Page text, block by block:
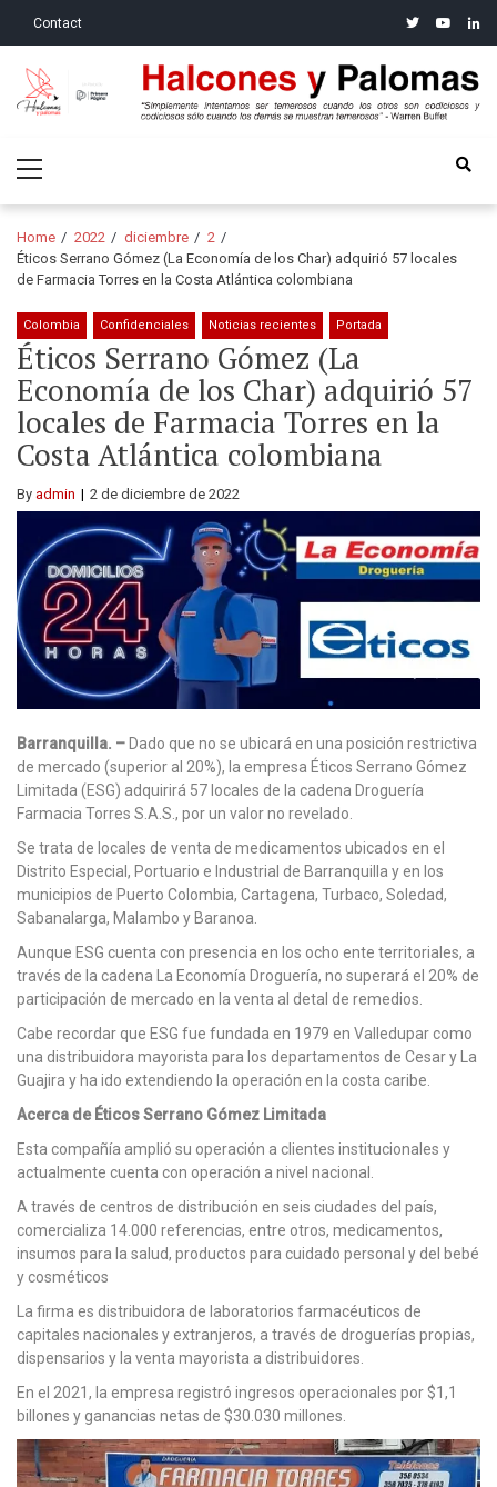
Contact twitteryoutube
Halcones y Palomas
Menu
Home 2022 diciembre
2
Éticos Serrano Gómez (La Economía de los Char) adquirió 57 locales
de Farmacia Torres en la Costa Atlántica colombiana
Colombia Confidenciales Noticias recientes Portada
Éticos Serrano Gómez (La
Economía de los Char) adquirió 57
locales de Farmacia Torres en la
Costa Atlántica colombiana
By admin 2 de diciembre de 2022
Barranquilla. – Dado que no se ubicará en una posición restrictiva
de mercado (superior al 20%), la empresa Éticos Serrano Gómez
Limitada (ESG) adquirirá 57 locales de la cadena Droguería
Farmacia Torres S.A.S., por un valor no revelado.
Se trata de locales de venta de medicamentos ubicados en el
Distrito Especial, Portuario e Industrial de Barranquilla y en los
municipios de Puerto Colombia, Cartagena, Turbaco, Soledad,
Sabanalarga, Malambo y Baranoa.
Aunque ESG cuenta con presencia en los ocho ente territoriales, a
través de la cadena La Economía Droguería, no superará el 20% de
participación de mercado en la venta al detal de remedios.
Cabe recordar que ESG fue fundada en 1979 en Valledupar como
una distribuidora mayorista para los departamentos de Cesar y La
Guajira y ha ido extendiendo la operación en la costa caribe.
Acerca de Éticos Serrano Gómez Limitada
Esta compañía amplió su operación a clientes institucionales y
actualmente cuenta con operación a nivel nacional.
A través de centros de distribución en seis ciudades del país,
comercializa 14.000 referencias, entre otros, medicamentos,
insumos para la salud, productos para cuidado personal y del bebé
y cosméticos
La firma es distribuidora de laboratorios farmacéuticos de
capitales nacionales y extranjeros, a través de droguerías propias,
dispensarios y la venta mayorista a distribuidores.
En el 2021, la empresa registró ingresos operacionales por $1,1
billones y ganancias netas de $30.030 millones.